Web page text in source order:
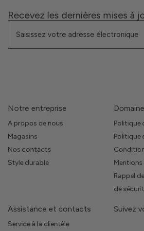
Recevez les dernières mises à
Notre entreprise
A propos de nous
Magasins
Nos contacts
Style durable
Politique
Politique
Mentions
Rappel
de
Assistance et contacts
Service à la clientèle
Suivez